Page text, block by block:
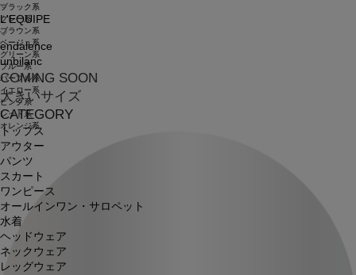
L'EQUIPE
endalence
unbilanc
COMING SOON
大きいサイズ
CATEGORY
トップス
アウター
パンツ
スカート
ワンピース
オールインワン・サロペット
水着
ヘッドウェア
ネックウェア
レッグウェア
ブラック系
グレー系
ブラウン系
ベージュ系
グリーン系
ブルー系
パープル系
イエロー系
ピンク系
レッド系
オレンジ系